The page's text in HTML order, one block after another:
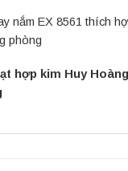
nắm EX 8561 thích
phòng
hợp kim Huy Hoàng